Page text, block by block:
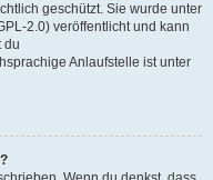
geschützt. Sie wurde unter
2.0) veröffentlicht und kann
du
Anlaufstelle ist unter